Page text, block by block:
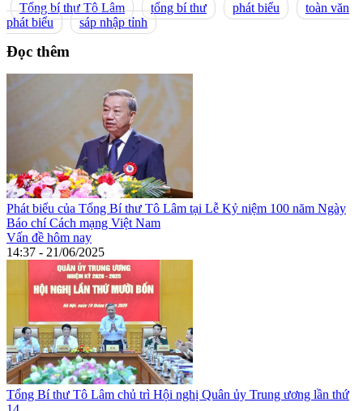
Tổng bí thư Tô Lâm
tổng bí thư phát biểu
toàn văn
phát biểu
sáp nhập tỉnh
Đọc thêm
Phát biểu của Tổng Bí thư Tô Lâm tại Lễ Kỷ niệm 100 năm Ngày
Báo chí Cách mạng Việt Nam
Vấn đề hôm nay
14:37 - 21/06/2025
Tổng Bí thư Tô Lâm chủ trì Hội nghị Quân ủy Trung ương lần thứ